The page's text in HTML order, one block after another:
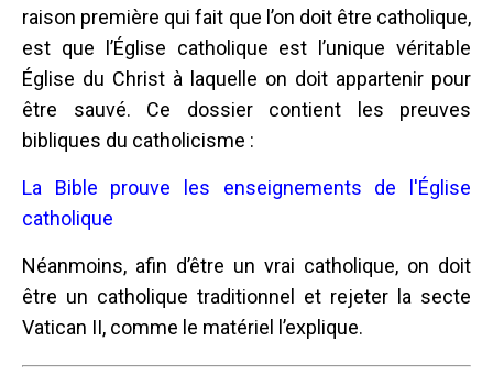
raison première qui fait que l’on doit être catholique,
est que l’Église catholique est l’unique véritable
Église du Christ à laquelle on doit appartenir pour
être sauvé. Ce dossier contient les preuves
bibliques du catholicisme :
La Bible prouve les enseignements de l'Église
catholique
Néanmoins, afin d’être un vrai catholique, on doit
être un catholique traditionnel et rejeter la secte
Vatican II, comme le matériel l’explique.